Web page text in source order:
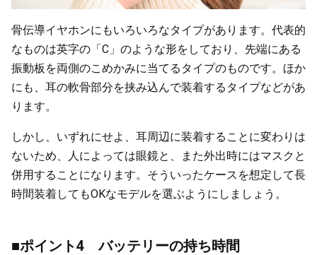
骨伝導イヤホンにもいろいろなタイプがあります。代表的
なものは英字の「C」のような形をしており、先端にある
振動板を両側のこめかみに当てるタイプのものです。ほか
にも、耳の軟骨部分を挟み込んで装着するタイプなどがあ
ります。
しかし、いずれにせよ、耳周辺に装着することに変わりは
ないため、人によっては眼鏡と、また外出時にはマスクと
併用することになります。そういったケースを想定して長
時間装着してもOKなモデルを選ぶようにしましょう。
■ポイント4 バッテリーの持ち時間